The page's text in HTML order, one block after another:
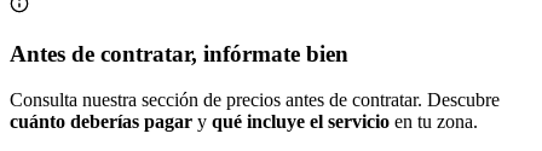
Antes de contratar, infórmate bien
Consulta nuestra sección de precios antes de contratar. Descubre
cuánto deberías pagar y qué incluye el servicio en tu zona.